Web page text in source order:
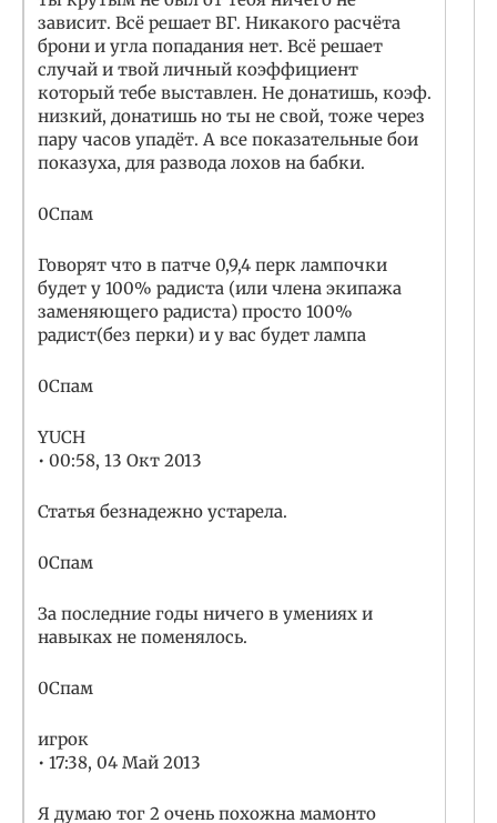
зависит. Всё решает ВГ. Никакого расчёта
брони и угла попадания нет. Всё решает
случай и твой личный коэффициент
который тебе выставлен. Не донатишь, коэф.
низкий, донатишь но ты не свой, тоже через
пару часов упадёт. А все показательные бои
показуха, для развода лохов на бабки.
0Спам
Говорят что в патче 0,9,4 перк лампочки
будет у 100% радиста (или члена экипажа
заменяющего радиста) просто 100%
радист(без перки) и у вас будет лампа
0Спам
YUCH
• 00:58, 13 Окт 2013
Статья безнадежно устарела.
0Спам
За последние годы ничего в умениях и
навыках не поменялось.
0Спам
игрок
• 17:38, 04 Май 2013
Я думаю тог 2 очень похожна мамонто